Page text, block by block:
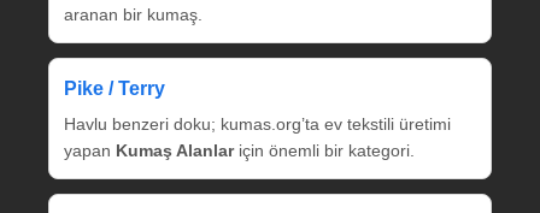
aranan bir kumaş.
Pike / Terry
Havlu benzeri doku; kumas.org’ta ev tekstili üretimi
yapan Kumaş Alanlariçin önemli bir kategori.